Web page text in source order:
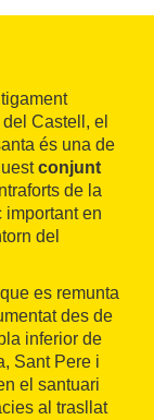
Castell, el
és una de
conjunt
de la
important en
del
es remunta
des de
inferior de
Sant Pere i
el santuari
al trasllat